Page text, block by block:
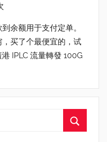
余额用于支付定单。
买了个最便宜的，试
IPLC 流量轉發 100G